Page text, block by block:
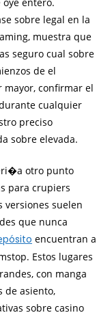
sobre legal en la
muestra que
seguro cual sobre
de el
mayor, confirmar el
cualquier
preciso
sobre elevada.
otro punto
para crupiers
versiones suelen
que nunca
encuentran a
Estos lugares
con manga
de asiento,
sobre casino